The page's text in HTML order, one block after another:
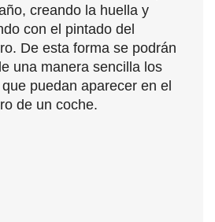
creando la huella y
con el pintado del
De esta forma se podrán
una manera sencilla los
puedan aparecer en el
de un coche.